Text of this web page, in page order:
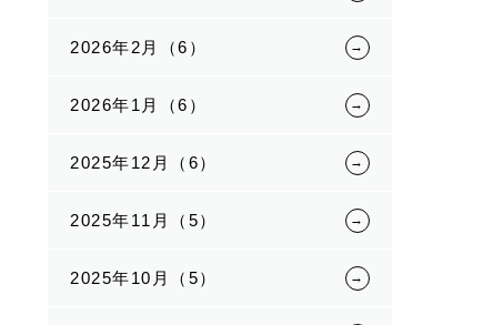
2026年2月（6）
2026年1月（6）
2025年12月（6）
2025年11月（5）
2025年10月（5）